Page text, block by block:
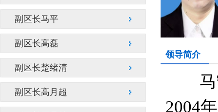
副区长马平
副区长高磊
副区长楚绪清
副区长高月超
领导简介
马宁
2004